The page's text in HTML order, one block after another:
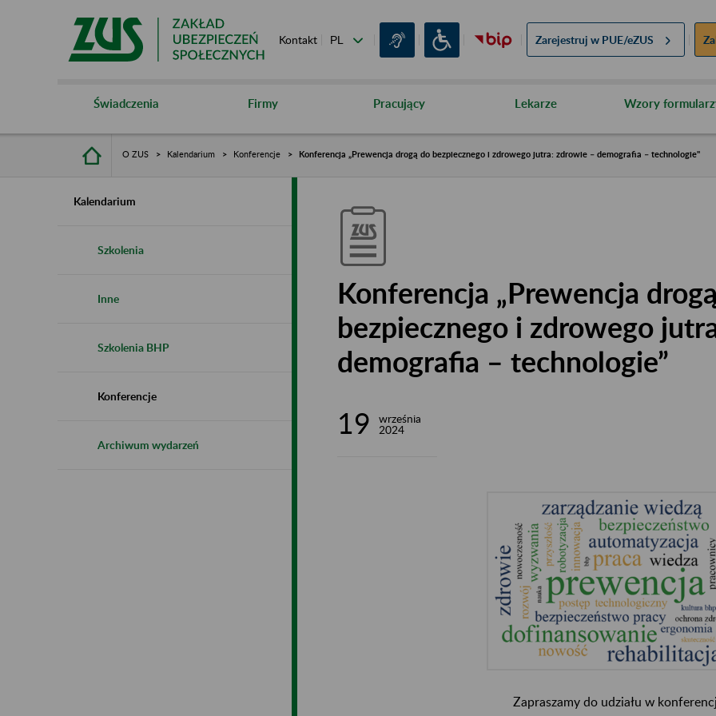
Kontakt Zarejestruj w PUE/eZUS
Świadczenia Firmy Pracujący Lekarze Wzory
O ZUS Kalendarium Konferencje Konferencja „Prewencja drogą do bezpiecznego i zdrowego jutra: zdrowie – demografia – technologie"
Kalendarium
Szkolenia
Inne
Szkolenia BHP
Konferencje
Archiwum wydarzeń
Konferencja „Prewencja
bezpiecznego i zdrowego
demografia – technologie”
19
września
2024
Zapraszamy do udziału w